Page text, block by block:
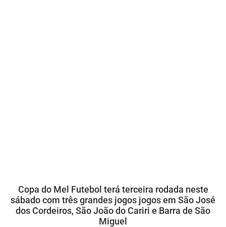
Copa do Mel Futebol terá terceira rodada neste
sábado com três grandes jogos jogos em São José
dos Cordeiros, São João do Cariri e Barra de São
Miguel